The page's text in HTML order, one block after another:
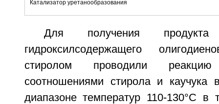
Катализатор уретанообразования
Для получения продукта
гидроксилсодержащего
стиролом проводили
соотношениями стирола и каучука
диапазоне температур 110-130°C в